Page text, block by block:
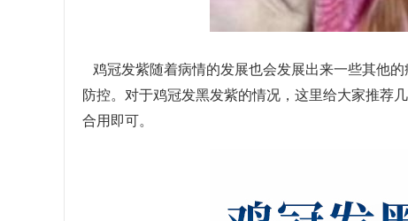
鸡冠发紫随着病情的发展也会发展出来一些其他
防控。对于鸡冠发黑发紫的情况，这里给大家推荐
合用即可。